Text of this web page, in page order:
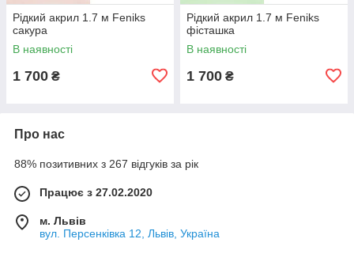
Рідкий акрил 1.7 м Feniks
сакура
В наявності
1 700 ₴
Рідкий акрил 1.7 м Feniks
фісташка
В наявності
1 700 ₴
Про нас
88% позитивних з 267 відгуків за рік
Працює з 27.02.2020
м. Львів
вул. Персенківка 12, Львів, Україна